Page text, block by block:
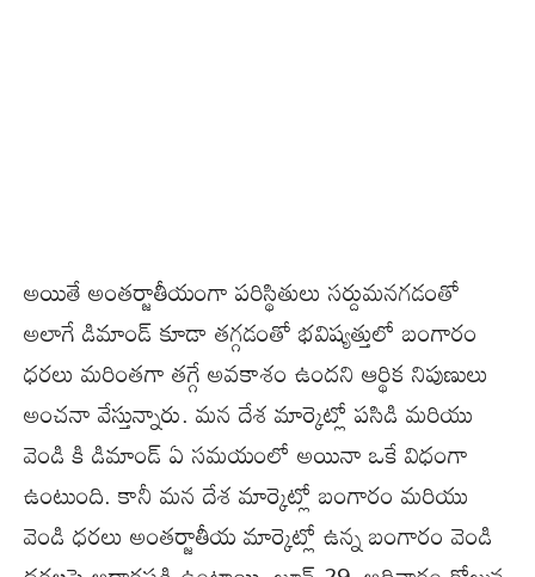
అయితే అంతర్జాతీయంగా పరిస్థితులు సర్దుమనగడంతో
అలాగే డిమాండ్ కూడా తగ్గడంతో భవిష్యత్తులో బంగారం
ధరలు మరింతగా తగ్గే అవకాశం ఉందని ఆర్థిక నిపుణులు
అంచనా వేస్తున్నారు. మన దేశ మార్కెట్లో పసిడి మరియు
వెండి కి డిమాండ్ ఏ సమయంలో అయినా ఒకే విధంగా
ఉంటుంది. కానీ మన దేశ మార్కెట్లో బంగారం మరియు
వెండి ధరలు అంతర్జాతీయ మార్కెట్లో ఉన్న బంగారం వెండి